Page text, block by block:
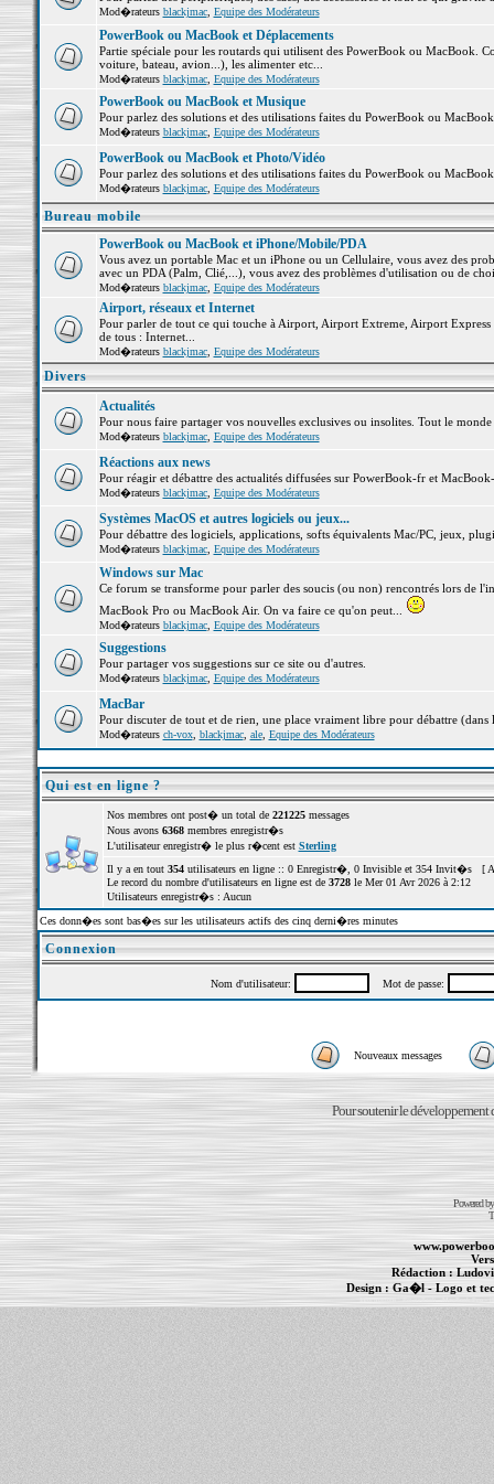
Mod�rateurs blackjmac, Equipe des Modérateurs
PowerBook ou MacBook et Déplacements
Partie spéciale pour les routards qui utilisent des PowerBook ou MacBook.
voiture, bateau, avion...), les alimenter etc...
Mod�rateurs blackjmac, Equipe des Modérateurs
PowerBook ou MacBook et Musique
Pour parlez des solutions et des utilisations faites du PowerBook ou
Mod�rateurs blackjmac, Equipe des Modérateurs
PowerBook ou MacBook et Photo/Vidéo
Pour parlez des solutions et des utilisations faites du PowerBook ou
Mod�rateurs blackjmac, Equipe des Modérateurs
Bureau mobile
PowerBook ou MacBook et iPhone/Mobile/PDA
Vous avez un portable Mac et un iPhone ou un Cellulaire, vous avez des
avec un PDA (Palm, Clié,...), vous avez des problèmes d'utilisation ou de
Mod�rateurs blackjmac, Equipe des Modérateurs
Airport, réseaux et Internet
Pour parler de tout ce qui touche à Airport, Airport Extreme, Airport
de tous : Internet...
Mod�rateurs blackjmac, Equipe des Modérateurs
Divers
Actualités
Pour nous faire partager vos nouvelles exclusives ou insolites. Tout le
Mod�rateurs blackjmac, Equipe des Modérateurs
Réactions aux news
Pour réagir et débattre des actualités diffusées sur PowerBook-fr et
Mod�rateurs blackjmac, Equipe des Modérateurs
Systèmes MacOS et autres logiciels ou jeux...
Pour débattre des logiciels, applications, softs équivalents Mac/PC, jeux,
Mod�rateurs blackjmac, Equipe des Modérateurs
Windows sur Mac
Ce forum se transforme pour parler des soucis (ou non) rencontrés lors de
MacBook Pro ou MacBook Air. On va faire ce qu'on peut...
Mod�rateurs blackjmac, Equipe des Modérateurs
Suggestions
Pour partager vos suggestions sur ce site ou d'autres.
Mod�rateurs blackjmac, Equipe des Modérateurs
MacBar
Pour discuter de tout et de rien, une place vraiment libre pour débattre (dans
Mod�rateurs ch-vox, blackjmac, ale, Equipe des Modérateurs
Qui est en ligne ?
Nos membres ont post� un total de 221225messages
Nous avons 6368membres enregistr�s
L'utilisateur enregistr� le plus r�cent est Sterling
Il y a en tout 354utilisateurs en ligne :: 0 Enregistr�, 0 Invisible et 354 Invit�s [
Le record du nombre d'utilisateurs en ligne est de 3728le Mer 01 Avr 2026 à 2:12
Utilisateurs enregistr�s : Aucun
Ces donn�es sont bas�es sur les utilisateurs actifs des cinq derni�res minutes
Connexion
Nom d'utilisateur: Mot de passe:
Nouveaux messages
Pour soutenir le développement
Powered
Rédaction :
Design : Ga�l- Logo et